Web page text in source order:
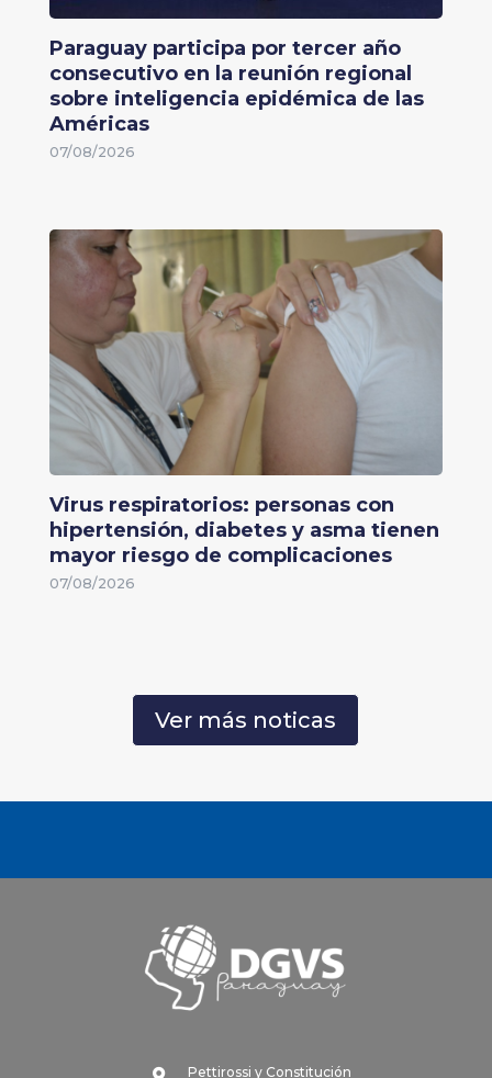
Paraguay participa por tercer año
consecutivo en la reunión regional
sobre inteligencia epidémica de las
Américas
07/08/2026
Virus respiratorios: personas con
hipertensión, diabetes y asma tienen
mayor riesgo de complicaciones
07/08/2026
Ver más noticas
Pettirossi y Constitución